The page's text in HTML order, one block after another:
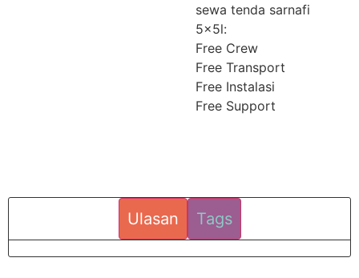
sewa tenda sarnafi
5x5l:
Free Crew
Free Transport
Free Instalasi
Free Support
Ulasan Tags